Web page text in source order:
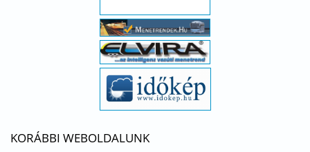
KORÁBBI WEBOLDALUNK